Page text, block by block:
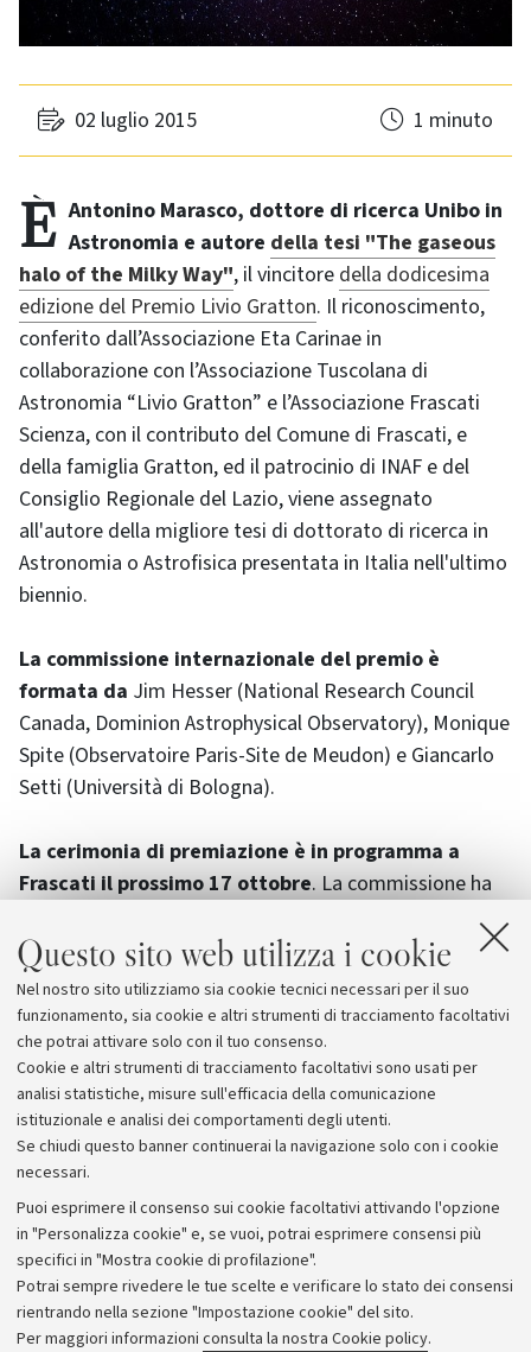
Questo sito web utilizza i cookie
Nel nostro sito utilizziamo sia cookie tecnici necessari per il suo
funzionamento, sia cookie e altri strumenti di tracciamento facoltativi
che potrai attivare solo con il tuo consenso.
Cookie e altri strumenti di tracciamento facoltativi sono usati per
analisi statistiche, misure sull'efficacia della comunicazione
istituzionale e analisi dei comportamenti degli utenti.
Se chiudi questo banner continuerai la navigazione solo con i cookie
necessari.
Puoi esprimere il consenso sui cookie facoltativi attivando l'opzione
in "Personalizza cookie" e, se vuoi, potrai esprimere consensi più
specifici in "Mostra cookie di profilazione".
Potrai sempre rivedere le tue scelte e verificare lo stato dei consensi
rientrando nella sezione "Impostazione cookie" del sito.
Per maggiori informazioni consulta la nostra Cookie policy.
02 luglio 2015 1 minuto
È Antonino Marasco, dottore di ricerca Unibo in Astronomia e autore della tesi "The gaseous
halo of the Milky Way", il vincitore della dodicesima
edizione del Premio Livio Gratton. Il riconoscimento,
conferito dall’Associazione Eta Carinae in
collaborazione con l’Associazione Tuscolana di
Astronomia “Livio Gratton” e l’Associazione Frascati
Scienza, con il contributo del Comune di Frascati, e
della famiglia Gratton, ed il patrocinio di INAF e del
Consiglio Regionale del Lazio, viene assegnato
all'autore della migliore tesi di dottorato di ricerca in
Astronomia o Astrofisica presentata in Italia nell'ultimo
biennio.
La commissione internazionale del premio è
formata da Jim Hesser (National Research Council
Canada, Dominion Astrophysical Observatory), Monique
Spite (Observatoire Paris-Site de Meudon) e Giancarlo
Setti (Università di Bologna).
La cerimonia di premiazione è in programma a
Frascati il prossimo 17 ottobre. La commissione ha
anche deciso di assegnare due menzioni speciali, una
delle quali è andata ad un altro dottore di ricerca Unibo
in Astronomia, Fabio Vito, autoredella tesi "X-ray
properties and evolution of high-redshift AGN, and the
gas content of host galaxies".
Archivio
Comunicati stampa
Redazione
Rassegna stampa